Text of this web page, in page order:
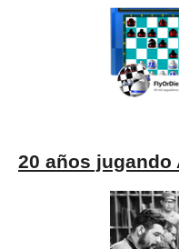
20 años jugando